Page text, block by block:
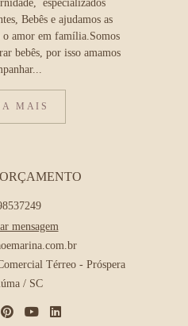
especializados
Bebês e ajudamos as
amor em família.Somos
bebês, por isso amamos
MAIS
mensagem
Térreo - Próspera
/ SC